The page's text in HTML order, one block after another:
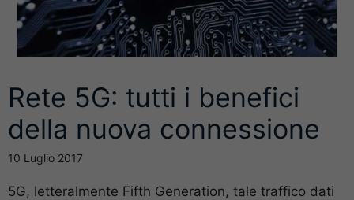
Rete 5G: tutti i benefici
della nuova connessione
10 Luglio 2017
5G, letteralmente Fifth Generation, tale traffico dati